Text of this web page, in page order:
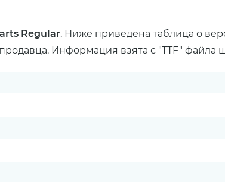
Regular. Ниже приведена таблица о
Информация взята с "TTF" файла